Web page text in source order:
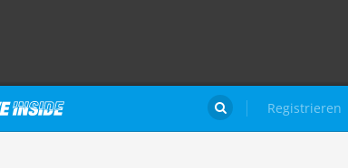
Registrieren
